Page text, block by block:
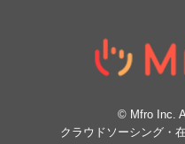
© Mfro Inc.
クラウドソーシング・